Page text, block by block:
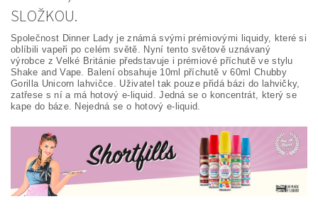
SLOŽKOU.
Společnost Dinner Lady je známá svými prémiovými liquidy, které si
oblíbili vapeři po celém světě. Nyní tento světově uznávaný
výrobce z Velké Británie představuje i prémiové příchutě ve stylu
Shake and Vape. Balení obsahuje 10ml příchutě v 60ml Chubby
Gorilla Unicorn lahvičce. Uživatel tak pouze přidá bázi do lahvičky,
zatřese s ní a má hotový e-liquid. Jedná se o koncentrát, který se
kape do báze. Nejedná se o hotový e-liquid.